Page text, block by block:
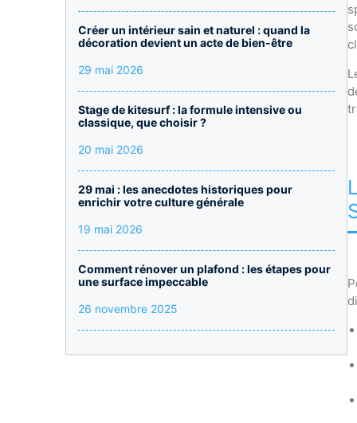
Créer un intérieur sain et naturel : quand la
décoration devient un acte de bien-être
29 mai 2026
Stage de kitesurf : la formule intensive ou
classique, que choisir ?
20 mai 2026
29 mai : les anecdotes historiques pour
enrichir votre culture générale
19 mai 2026
Comment rénover un plafond : les étapes pour
une surface impeccable
26 novembre 2025